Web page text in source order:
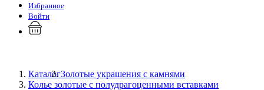
Избранное
Войти
КаталогЗолотые украшения с камнями
Колье золотые с полудрагоценными вставками